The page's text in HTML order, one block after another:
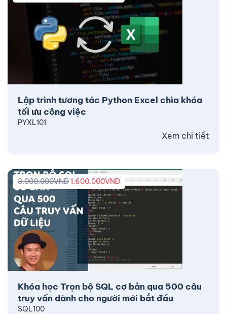
Lập trình tương tác Python Excel chìa khóa
tối ưu công việc
PYXL101
Xem chi tiết
Khóa học Trọn bộ SQL cơ bản qua 500 câu
truy vấn dành cho người mới bắt đầu
3.000.000VND1.600.000VND
SQL100